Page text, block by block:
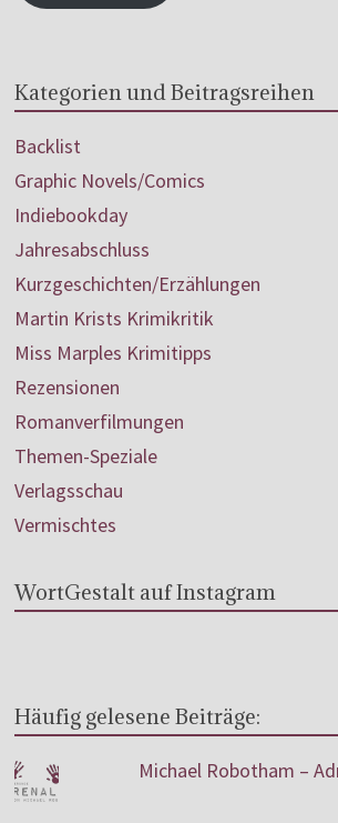
Kategorien und Beitragsreihen
Backlist
Graphic Novels/Comics
Indiebookday
Jahresabschluss
Kurzgeschichten/Erzählungen
Martin Krists Krimikritik
Miss Marples Krimitipps
Rezensionen
Romanverfilmungen
Themen-Speziale
Verlagsschau
Vermischtes
WortGestalt auf Instagram
Häufig gelesene Beiträge:
Michael Robotham –